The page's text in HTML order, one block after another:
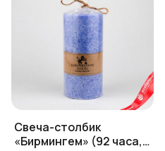
Свеча-столбик
«Бирмингем» (92 часа,